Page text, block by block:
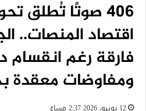
406 صوتًا تُطلق
اقتصاد المنصات..
فارقة رغم انقسام
ومفاوضات معقدة
12 يونيو، 2026 2:37 مساءً